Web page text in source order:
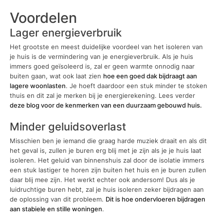
Voordelen
Lager energieverbruik
Het grootste en meest duidelijke voordeel van het isoleren van
je huis is de vermindering van je energieverbruik. Als je huis
immers goed geïsoleerd is, zal er geen warmte onnodig naar
buiten gaan, wat ook laat zien hoe een goed dak bijdraagt aan
lagere woonlasten. Je hoeft daardoor een stuk minder te stoken
thuis en dit zal je merken bij je energierekening. Lees verder
deze blog voor de kenmerken van een duurzaam gebouwd huis.
Minder geluidsoverlast
Misschien ben je iemand die graag harde muziek draait en als dit
het geval is, zullen je buren erg blij met je zijn als je je huis laat
isoleren. Het geluid van binnenshuis zal door de isolatie immers
een stuk lastiger te horen zijn buiten het huis en je buren zullen
daar blij mee zijn. Het werkt echter ook andersom! Dus als je
luidruchtige buren hebt, zal je huis isoleren zeker bijdragen aan
de oplossing van dit probleem. Dit is hoe ondervloeren bijdragen
aan stabiele en stille woningen.